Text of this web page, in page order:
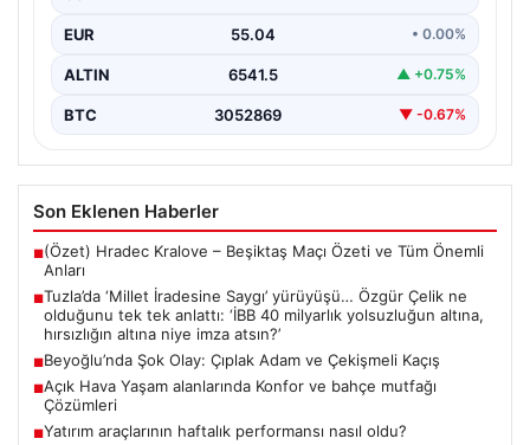
{ "title": "Tuzla'da 'Millet İradesine Saygı' Yürüyüşü ve
Özgür Çelik'ten Açıklamalar", "content": "Tuzla
EUR 55.04 • 0.00%
ALTIN 6541.5 ▲ +0.75%
BTC 3052869 ▼ -0.67%
Son Eklenen Haberler
■(Özet) Hradec Kralove – Beşiktaş Maçı Özeti ve Tüm Önemli
Anları
■Tuzla’da ‘Millet İradesine Saygı’ yürüyüşü… Özgür Çelik ne
olduğunu tek tek anlattı: ‘İBB 40 milyarlık yolsuzluğun altına,
hırsızlığın altına niye imza atsın?’
■Beyoğlu’nda Şok Olay: Çıplak Adam ve Çekişmeli Kaçış
■Açık Hava Yaşam alanlarında Konfor ve bahçe mutfağı
Çözümleri
■Yatırım araçlarının haftalık performansı nasıl oldu?